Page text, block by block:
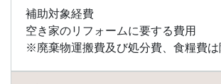
補助対象経費
空き家のリフォームに要する費用
※廃棄物運搬費及び処分費、食糧費は